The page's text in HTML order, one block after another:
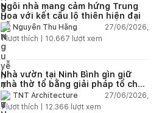
Ngôi nhà mang cảm hứng Trung
Hoa với kết cấu lộ thiên hiện đại
Nguyễn Thu Hằng
27/06/2026,
1lượt thích | 10.667 lượt xem
Nhà vườn tại Ninh Bình gìn giữ
nhà thờ tổ bằng giải pháp tổ chức
lại không gian
TNT Architecture
27/06/2026,
1lượt thích | 12.366 lượt xem